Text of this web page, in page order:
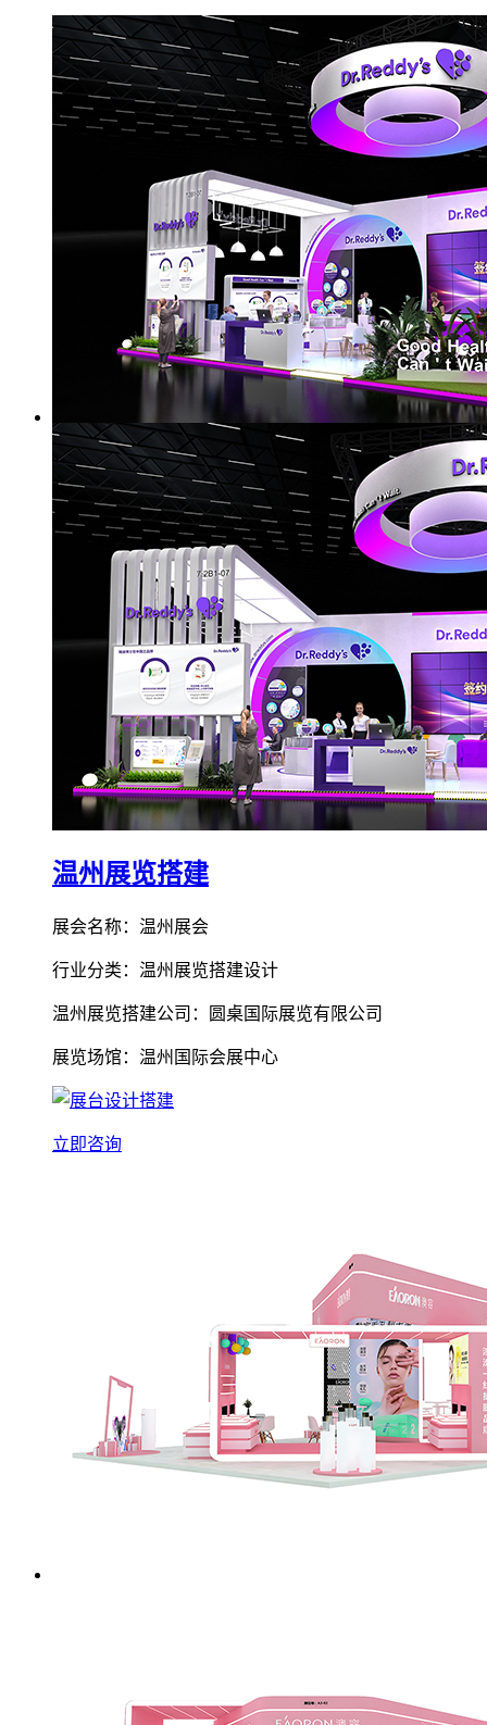
温州展览搭建
展会名称：温州展会
行业分类：温州展览搭建设计
温州展览搭建公司：圆桌国际展览有限公司
展览场馆：温州国际会展中心
立即咨询